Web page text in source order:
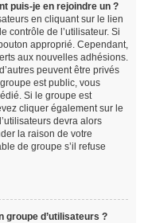
puis-je en rejoindre un ?
en cliquant sur le lien
contrôle de l’utilisateur. Si
approprié. Cependant,
aux nouvelles adhésions.
peuvent être privés
est public, vous
Si le groupe est
cliquer également sur le
devra alors
la raison de votre
de groupe s’il refuse
groupe d’utilisateurs ?